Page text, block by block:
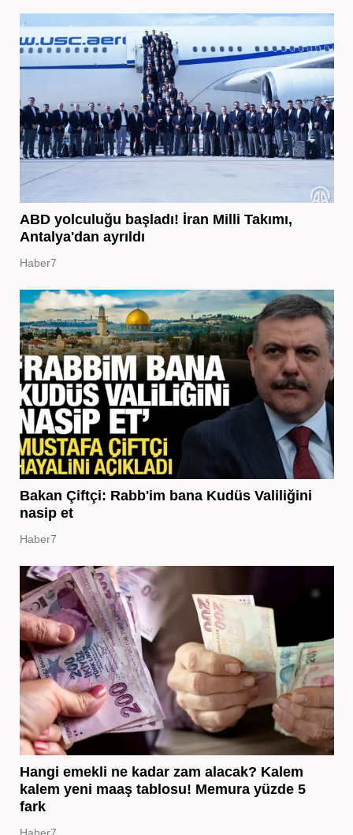
ABD yolculuğu başladı! İran Milli Takımı,
Antalya'dan ayrıldı
Haber7
Bakan Çiftçi: Rabb'im bana Kudüs Valiliğini
nasip et
Haber7
Hangi emekli ne kadar zam alacak? Kalem
kalem yeni maaş tablosu! Memura yüzde 5
fark
Haber7